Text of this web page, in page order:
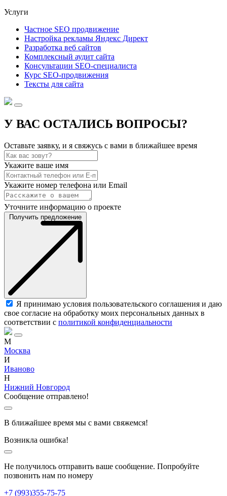
Услуги
Частное SEO продвижение
Настройка рекламы Яндекс Директ
Разработка веб сайтов
Комплексный аудит сайта
Консультации SEO-специалиста
Курс SEO-продвижения
Тексты для сайта
У ВАС ОСТАЛИСЬ ВОПРОСЫ?
Оставьте заявку, и я свяжусь с вами в ближайшее время
Укажите ваше имя
Укажите номер телефона или Email
Уточните информацию о проекте
Получить предложение
Я принимаю условия пользовательского соглашения и даю
свое согласие на обработку моих персональных данных в
соответствии с политикой конфиденциальности
М
Москва
И
Иваново
Н
Нижний Новгород
Сообщение отправлено!
В ближайшее время мы с вами свяжемся!
Возникла ошибка!
Не получилось отправить ваше сообщение. Попробуйте
позвонить нам по номеру
+7 (993)355-75-75